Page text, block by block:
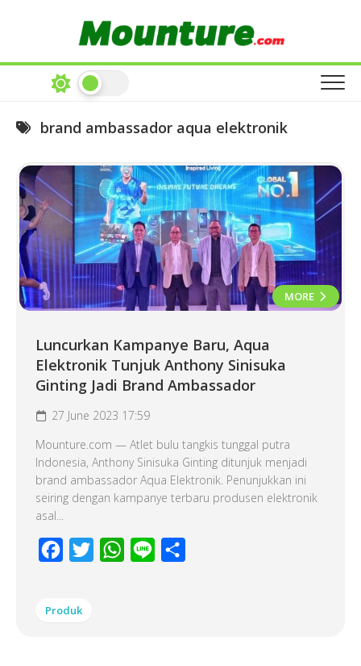
brand ambassador aqua elektronik
MORE
Luncurkan Kampanye Baru, Aqua
Elektronik Tunjuk Anthony Sinisuka
Ginting Jadi Brand Ambassador
27 June 2023 17:59
Mounture.com — Atlet bulu tangkis tunggal putra
Indonesia, Anthony Sinisuka Ginting ditunjuk menjadi
brand ambassador Aqua Elektronik. Penunjukkan ini
seiring dengan kampanye terbaru produsen elektronik
asal...
Facebook
Twitter WhatsApp
Line
Produk